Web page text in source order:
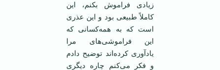
زیادی فراموش بکنم، این
کاملاً طبیعی بود و این عذری
است که به همه‌کسانی که
این فراموشی‌های مرا
یادآوری کرده‌اند توضیح دادم
و فکر می‌کنم چاره دیگری